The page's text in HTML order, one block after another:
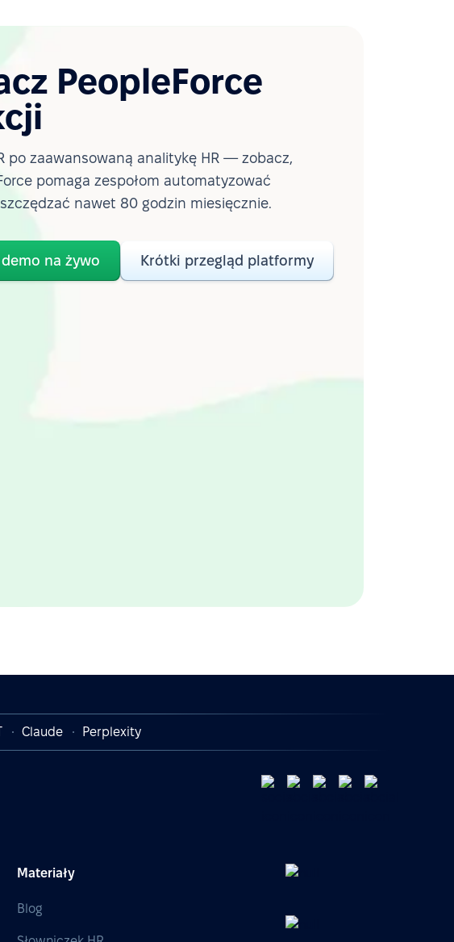
PeopleForce
po zaawansowaną analitykę HR — zobacz,
pomaga zespołom automatyzować
nawet 80 godzin miesięcznie.
na żywo Krótki przegląd platformy
Claude Perplexity
Materiały
Blog